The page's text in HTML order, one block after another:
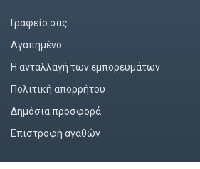
Γραφείο σας
Αγαπημένο
Η ανταλλαγή των εμπορευμάτων
Πολιτική απορρήτου
Δημόσια προσφορά
Επιστροφή αγαθών